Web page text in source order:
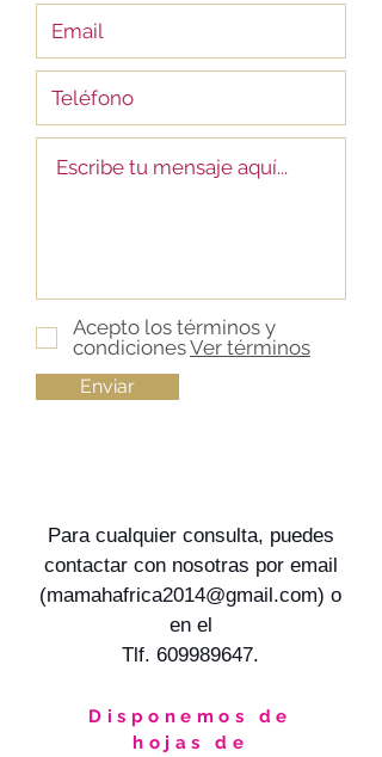
Acepto los términos y
condicionesVer términos
Enviar
Para cualquier consulta, puedes
contactar con nosotras por email
(mamahafrica2014@gmail.com) o
en el
Tlf. 609989647.
Disponemos de
hojas de